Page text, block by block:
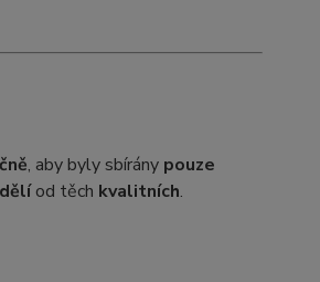
, aby byly sbírány pouze
od těch kvalitních.